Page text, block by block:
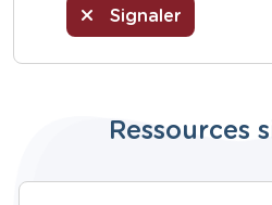
Signaler
Ressources